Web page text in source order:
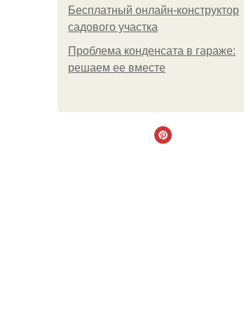
Бесплатный онлайн-конструктор
садового участка
Проблема конденсата в гараже:
решаем ее вместе